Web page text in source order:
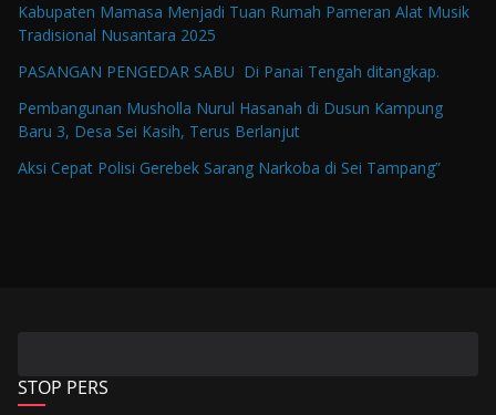
Kabupaten Mamasa Menjadi Tuan Rumah Pameran Alat Musik
Tradisional Nusantara 2025
PASANGAN PENGEDAR SABU Di Panai Tengah ditangkap.
Pembangunan Musholla Nurul Hasanah di Dusun Kampung
Baru 3, Desa Sei Kasih, Terus Berlanjut
Aksi Cepat Polisi Gerebek Sarang Narkoba di Sei Tampang”
STOP PERS